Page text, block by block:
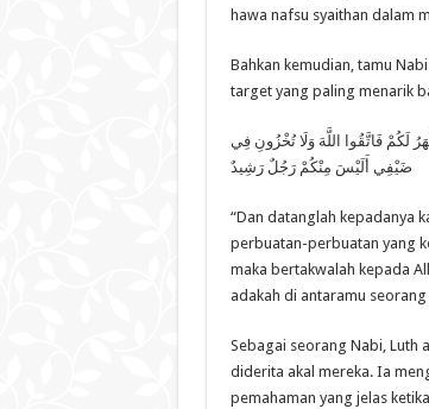
hawa nafsu syaithan dalam
Bahkan kemudian, tamu
target yang paling menarik
لَكُمْ فَاتَّقُوا اللَّهَ وَلَا تُخْزُونِ فِي
ضَيْفِي أَلَيْسَ مِنْكُمْ رَجُلٌ رَشِيدٌ
“Dan datanglah kepadanya
perbuatan-perbuatan yang
maka bertakwalah kepada
adakah di antaramu seorang
Sebagai seorang Nabi, Luth
diderita akal mereka. Ia
pemahaman yang jelas